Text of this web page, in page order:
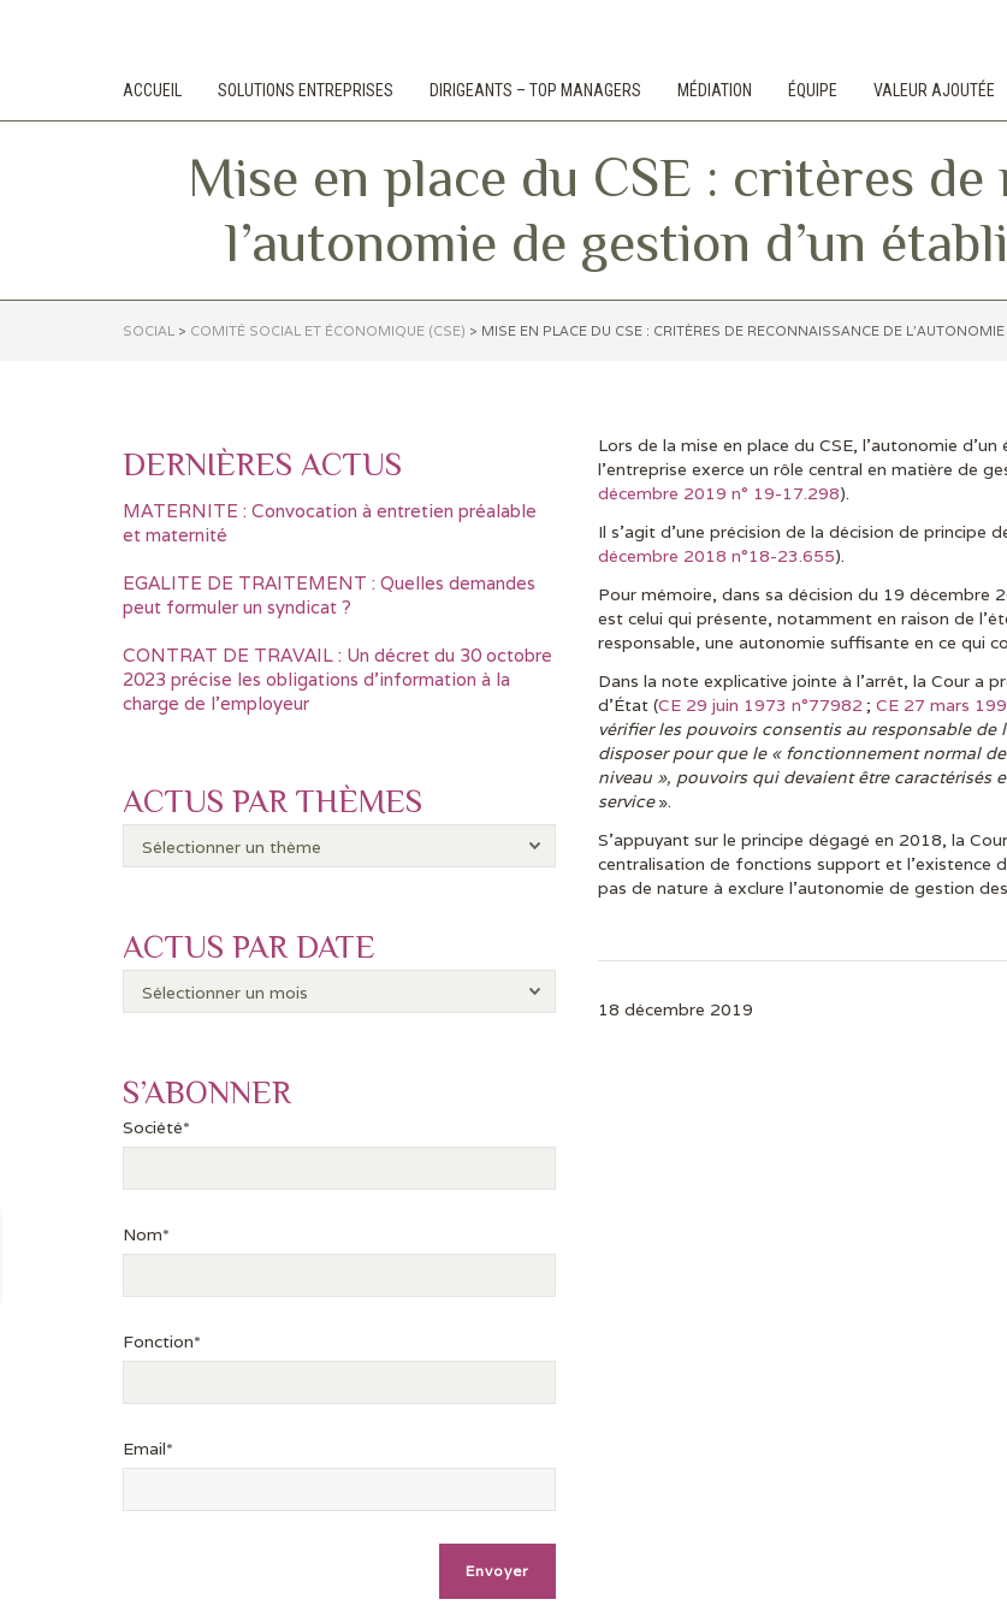
ACCUEIL SOLUTIONS ENTREPRISES DIRIGEANTS – TOP MANAGERS MÉDIATION ÉQUIPE VALEUR AJOUTÉE
Mise en place du CSE : critères de
l’autonomie de gestion d’un
SOCIAL > COMITÉ SOCIAL ET ÉCONOMIQUE (CSE) > MISE EN PLACE DU CSE : CRITÈRES DE RECONNAISSANCE DE
Lors de la mise en place du CSE, l’autonomie
l’entreprise exerce un rôle central en matière de
décembre 2019 n° 19-17.298).
Il s’agit d’une précision de la décision de
décembre 2018 n°18-23.655).
Pour mémoire, dans sa décision du 19 décembre
est celui qui présente, notamment en raison de
responsable, une autonomie suffisante en ce qui
Dans la note explicative jointe à l’arrêt, la Cour a
d’État (CE 29 juin 1973 n°77982 ; CE 27 mars
vérifier les pouvoirs consentis au responsable
disposer pour que le « fonctionnement normal
niveau », pouvoirs qui devaient être caractérisés
service».
S’appuyant sur le principe dégagé en 2018, la
centralisation de fonctions support et l’existence
pas de nature à exclure l’autonomie de gestion
18 décembre 2019
DERNIÈRES ACTUS
MATERNITE : Convocation à entretien préalable
et maternité
EGALITE DE TRAITEMENT : Quelles demandes
peut formuler un syndicat ?
CONTRAT DE TRAVAIL : Un décret du 30 octobre
2023 précise les obligations d’information à la
charge de l’employeur
ACTUS PAR THÈMES
ACTUS PAR DATE
S’ABONNER
Société*
Nom*
Fonction*
Email*